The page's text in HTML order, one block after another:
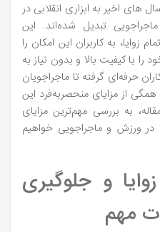
در سال‌ های اخیر به ابزاری انقلابی در
تبدیل شده‌اند. این
زوایا، به کاربران این امکان را
با کیفیت بالا و بدون نیاز به
حرفه‌ای گرفته تا ماجراجویان
از مزایای منحصربه‌فرد این
به بررسی مهم‌ترین مزایای
دوربین‌های ۳۶۰ درجه در ورزش و ماجراجویی خواهیم
و جلوگیری
مهم